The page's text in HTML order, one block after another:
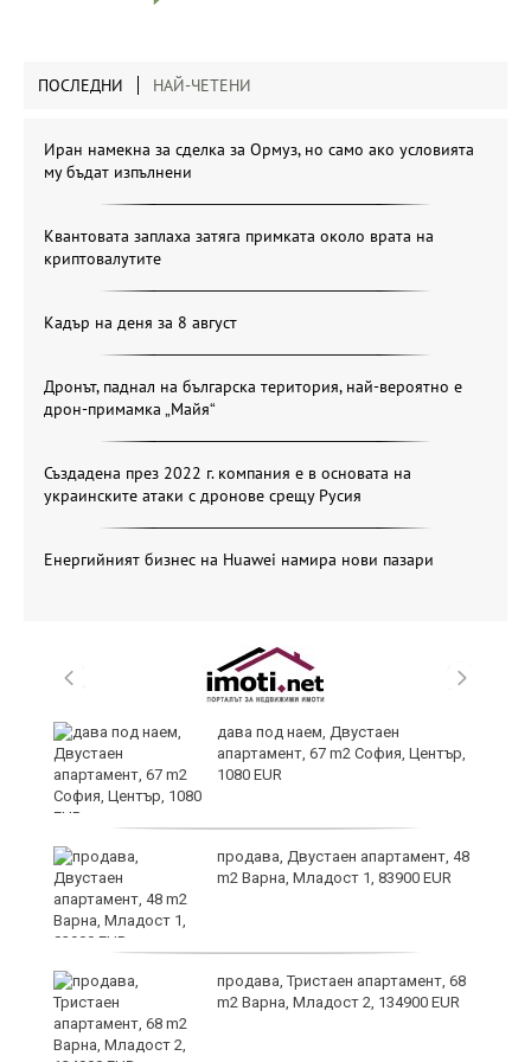
ПОСЛЕДНИ НАЙ-ЧЕТЕНИ
Иран намекна за сделка за Ормуз, но само ако условията
му бъдат изпълнени
Квантовата заплаха затяга примката около врата на
криптовалутите
Кадър на деня за 8 август
Дронът, паднал на българска територия, най-вероятно е
дрон-примамка „Майя“
Създадена през 2022 г. компания е в основата на
украинските атаки с дронове срещу Русия
Енергийният бизнес на Huawei намира нови пазари
дава под наем, Двустаен
апартамент, 67 m2 София, Център,
1080 EUR
продава, Двустаен апартамент, 48
m2 Варна, Младост 1, 83900 EUR
продава, Тристаен апартамент, 68
m2 Варна, Младост 2, 134900 EUR